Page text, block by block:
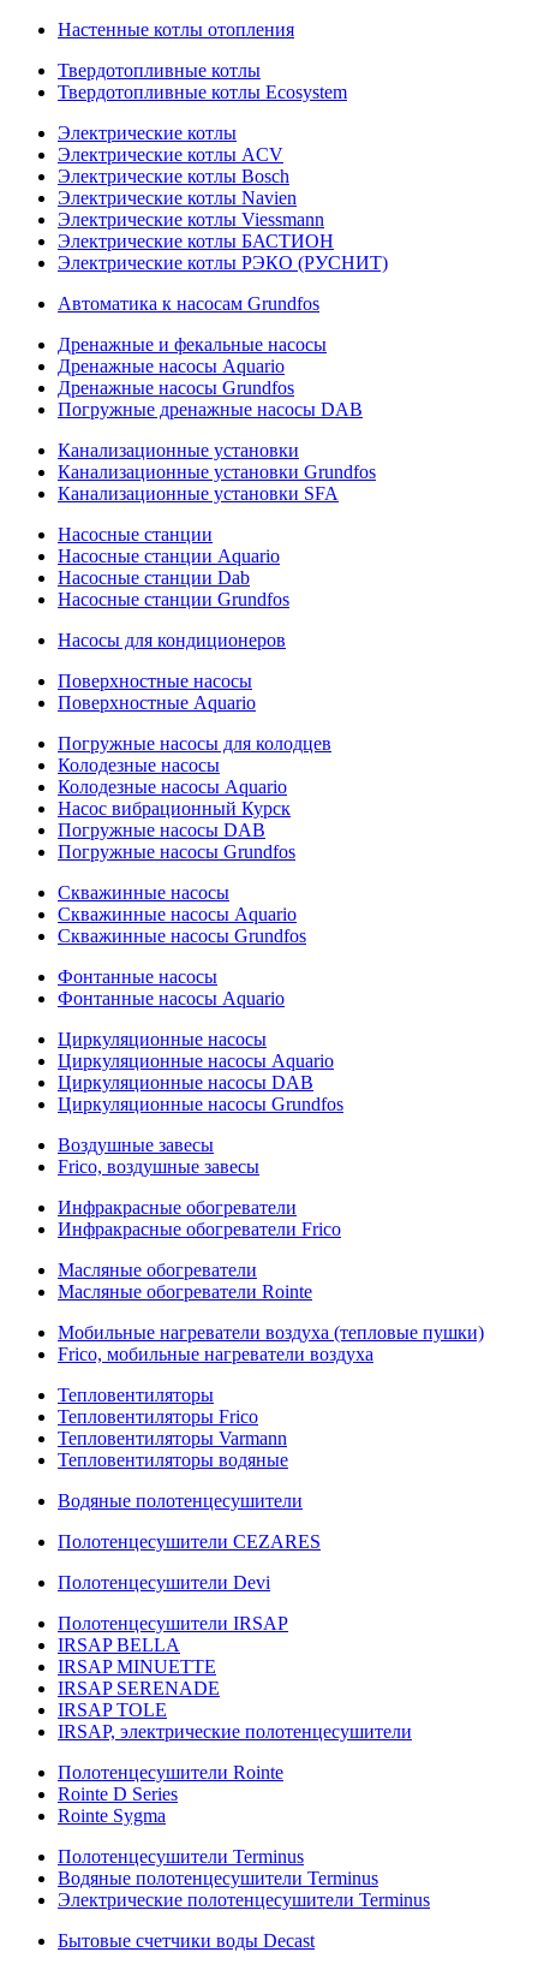
Настенные котлы отопления
Твердотопливные котлы
Твердотопливные котлы Ecosystem
Электрические котлы
Электрические котлы ACV
Электрические котлы Bosch
Электрические котлы Navien
Электрические котлы Viessmann
Электрические котлы БАСТИОН
Электрические котлы РЭКО (РУСНИТ)
Автоматика к насосам Grundfos
Дренажные и фекальные насосы
Дренажные насосы Aquario
Дренажные насосы Grundfos
Погружные дренажные насосы DAB
Канализационные установки
Канализационные установки Grundfos
Канализационные установки SFA
Насосные станции
Насосные станции Aquario
Насосные станции Dab
Насосные станции Grundfos
Насосы для кондиционеров
Поверхностные насосы
Поверхностные Aquario
Погружные насосы для колодцев
Колодезные насосы
Колодезные насосы Aquario
Насос вибрационный Курск
Погружные насосы DAB
Погружные насосы Grundfos
Скважинные насосы
Скважинные насосы Aquario
Скважинные насосы Grundfos
Фонтанные насосы
Фонтанные насосы Aquario
Циркуляционные насосы
Циркуляционные насосы Aquario
Циркуляционные насосы DAB
Циркуляционные насосы Grundfos
Воздушные завесы
Frico, воздушные завесы
Инфракрасные обогреватели
Инфракрасные обогреватели Frico
Масляные обогреватели
Масляные обогреватели Rointe
Мобильные нагреватели воздуха (тепловые пушки)
Frico, мобильные нагреватели воздуха
Тепловентиляторы
Тепловентиляторы Frico
Тепловентиляторы Varmann
Тепловентиляторы водяные
Водяные полотенцесушители
Полотенцесушители CEZARES
Полотенцесушители Devi
Полотенцесушители IRSAP
IRSAP BELLA
IRSAP MINUETTE
IRSAP SERENADE
IRSAP TOLE
IRSAP, электрические полотенцесушители
Полотенцесушители Rointe
Rointe D Series
Rointe Sygma
Полотенцесушители Terminus
Водяные полотенцесушители Terminus
Электрические полотенцесушители Terminus
Бытовые счетчики воды Decast